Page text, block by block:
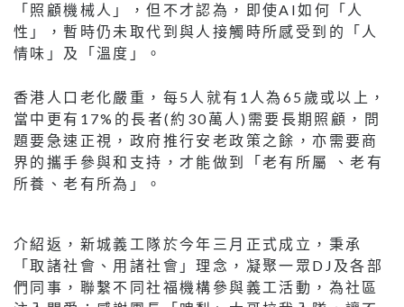
「照顧機械人」，但不才認為，即使AI如何「人
性」，暫時仍未取代到與人接觸時所感受到的「人
情味」及「溫度」。
香港人口老化嚴重，每5人就有1人為65歲或以上，
當中更有17%的長者(約30萬人)需要長期照顧，問
題要急速正視，政府推行安老政策之餘，亦需要商
界的攜手參與和支持，才能做到「老有所屬 、老有
所養、老有所為」。
介紹返，新城義工隊於今年三月正式成立，秉承
「取諸社會、用諸社會」理念，凝聚一眾DJ及各部
們同事，聯繫不同社福機構參與義工活動，為社區